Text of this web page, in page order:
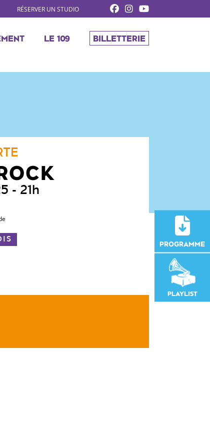
RÉSERVER UN STUDIO
LE 109 BILLETTERIE
- 21h
PROGRAMME
PLAYLIST